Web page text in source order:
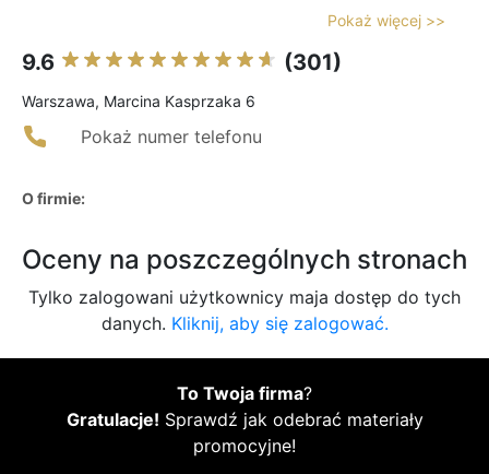
Pokaż więcej >>
9.6 (301)
Warszawa, Marcina Kasprzaka 6
Pokaż numer telefonu
O firmie:
Oceny na poszczególnych stronach
Tylko zalogowani użytkownicy maja dostęp do tych
danych. Kliknij, aby się zalogować.
To Twoja firma?
Gratulacje! Sprawdź jak odebrać materiały
promocyjne!